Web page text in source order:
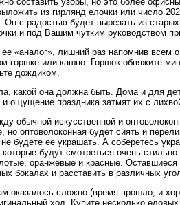
из гирлянд елочки или число
с радостью будет вырезать из
и под Вашим чутким руководством
«аналог», лишний раз напомнив всем
горшке или кашпо. Горшок обвяжите
дождиком.
какой она должна быть. Дома и для
ощущение праздника затмят их с
обычной искусственной и
оптоволоконная будет сиять и
ее украшать. А соберетесь
будут смотреться очень
оранжевые и красные.
бокалах и расставить в различных
оказалось сложно (время прошло, и
ход. Купите несколько